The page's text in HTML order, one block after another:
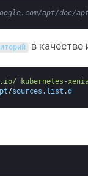
apt/doc/
в качестве
kubernetes-
/sources . list .d